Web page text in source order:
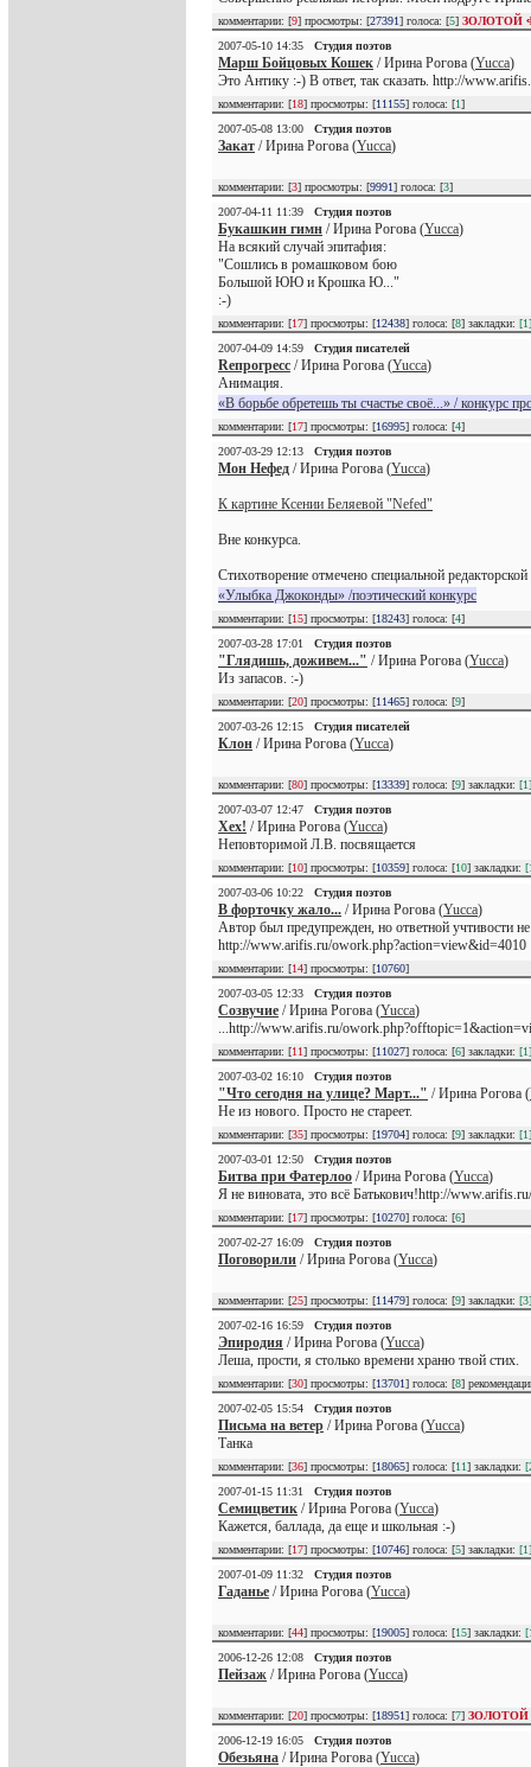
комментарии: [9] просмотры: [27391] голоса: [5] ЗОЛОТОЙ
2007-05-10 14:35
Студия поэтов
Марш Бойцовых Кошек / Ирина Рогова (Yucca)
Это Антику :-) В ответ, так сказать. http://
комментарии: [18] просмотры: [11155] голоса: [1]
2007-05-08 13:00
Студия поэтов
Закат / Ирина Рогова (Yucca)
комментарии: [3] просмотры: [9991] голоса: [3]
2007-04-11 11:39
Студия поэтов
Букашкин гимн / Ирина Рогова (Yucca)
На всякий случай эпитафия:
"Сошлись в ромашковом бою
Большой ЮЮ и Крошка Ю..."
:-)
комментарии: [17] просмотры: [12438] голоса: [8] закладки: [1]
2007-04-09 14:59
Студия писателей
Reпрогресс / Ирина Рогова (Yucca)
Анимация.
«В борьбе обретешь ты счастье своё...» / конкурс
комментарии: [17] просмотры: [16995] голоса: [4]
2007-03-29 12:13
Студия поэтов
Мон Нефед / Ирина Рогова (Yucca)
К картине Ксении Беляевой "Nefed"
Вне конкурса.
Стихотворение отмечено специальной
«Улыбка Джоконды» /поэтический конкурс
комментарии: [15] просмотры: [18243] голоса: [4]
2007-03-28 17:01
Студия поэтов
"Глядишь, доживем..." / Ирина Рогова (Yucca)
Из запасов. :-)
комментарии: [20] просмотры: [11465] голоса: [9]
2007-03-26 12:15
Студия писателей
Клон / Ирина Рогова (Yucca)
комментарии: [80] просмотры: [13339] голоса: [9] закладки: [1]
2007-03-07 12:47
Студия поэтов
Хех! / Ирина Рогова (Yucca)
Неповторимой Л.В. посвящается
комментарии: [10] просмотры: [10359] голоса: [10] закладки:
2007-03-06 10:22
Студия поэтов
В форточку жало... / Ирина Рогова (Yucca)
Автор был предупрежден, но ответной учтивости
http://www.arifis.ru/owork.php?action=view&id=4010
комментарии: [14] просмотры: [10760]
2007-03-05 12:33
Студия поэтов
Созвучие / Ирина Рогова (Yucca)
...http://www.arifis.ru/
комментарии: [11] просмотры: [11027] голоса: [6] закладки: [1]
2007-03-02 16:10
Студия поэтов
"Что сегодня на улице? Март..." / Ирина Рогова (
Не из нового. Просто не стареет.
комментарии: [35] просмотры: [19704] голоса: [9] закладки: [1]
2007-03-01 12:50
Студия поэтов
Битва при Фатерлоо / Ирина Рогова (Yucca)
Я не виновата, это всё Батькович!http://
комментарии: [17] просмотры: [10270] голоса: [6]
2007-02-27 16:09
Студия поэтов
Поговорили / Ирина Рогова (Yucca)
комментарии: [25] просмотры: [11479] голоса: [9] закладки: [3]
2007-02-16 16:59
Студия поэтов
Эпиродия / Ирина Рогова (Yucca)
Леша, прости, я столько времени храню твой стих.
комментарии: [30] просмотры: [13701] голоса: [8]
2007-02-05 15:54
Студия поэтов
Письма на ветер / Ирина Рогова (Yucca)
Танка
комментарии: [36] просмотры: [18065] голоса: [11] закладки:
2007-01-15 11:31
Студия поэтов
Семицветик / Ирина Рогова (Yucca)
Кажется, баллада, да еще и школьная :-)
комментарии: [17] просмотры: [10746] голоса: [5] закладки: [1]
2007-01-09 11:32
Студия поэтов
Гаданье / Ирина Рогова (Yucca)
комментарии: [44] просмотры: [19005] голоса: [15] закладки:
2006-12-26 12:08
Студия поэтов
Пейзаж / Ирина Рогова (Yucca)
комментарии: [20] просмотры: [18951] голоса: [7]
2006-12-19 16:05
Студия поэтов
Обезьяна / Ирина Рогова (Yucca)